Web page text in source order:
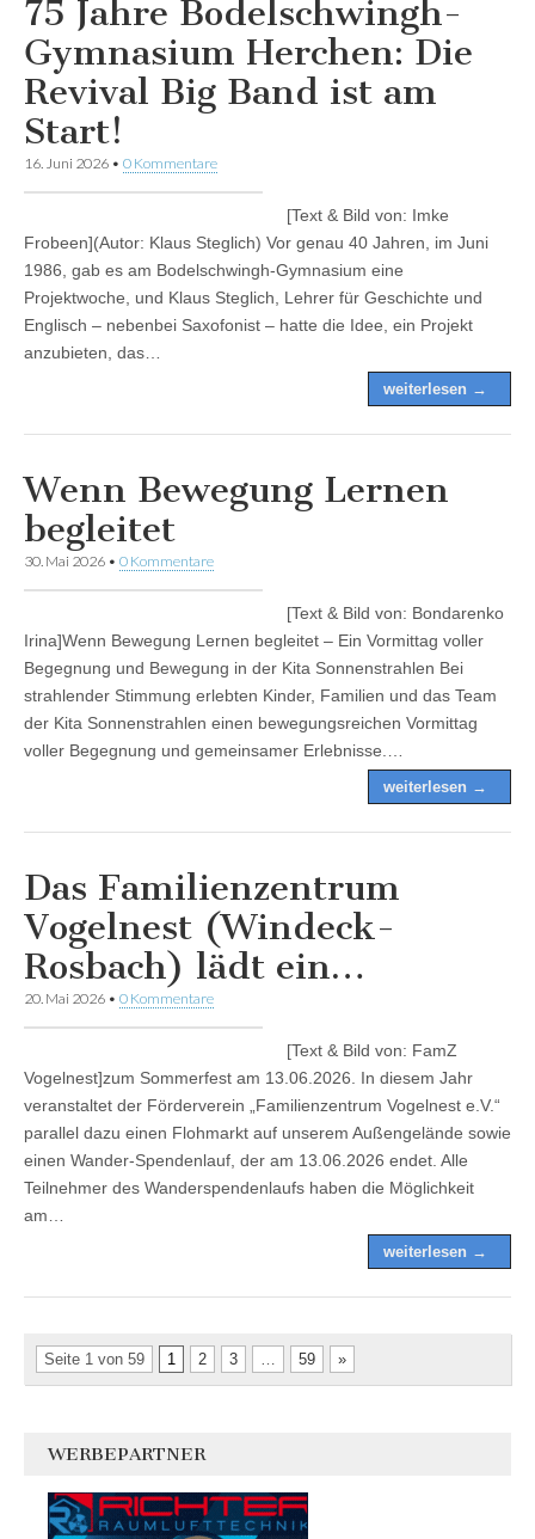
75 Jahre Bodelschwingh-
Gymnasium Herchen: Die
Revival Big Band ist am
Start!
16. Juni 2026 • 0 Kommentare
[Text & Bild von: Imke
Frobeen](Autor: Klaus Steglich) Vor genau 40 Jahren, im Juni
1986, gab es am Bodelschwingh-Gymnasium eine
Projektwoche, und Klaus Steglich, Lehrer für Geschichte und
Englisch – nebenbei Saxofonist – hatte die Idee, ein Projekt
anzubieten, das…
weiterlesen →
Wenn Bewegung Lernen
begleitet
30. Mai 2026 • 0 Kommentare
[Text & Bild von: Bondarenko
Irina]Wenn Bewegung Lernen begleitet – Ein Vormittag voller
Begegnung und Bewegung in der Kita Sonnenstrahlen Bei
strahlender Stimmung erlebten Kinder, Familien und das Team
der Kita Sonnenstrahlen einen bewegungsreichen Vormittag
voller Begegnung und gemeinsamer Erlebnisse.…
weiterlesen →
Das Familienzentrum
Vogelnest (Windeck-
Rosbach) lädt ein…
20. Mai 2026 • 0 Kommentare
[Text & Bild von: FamZ
Vogelnest]zum Sommerfest am 13.06.2026. In diesem Jahr
veranstaltet der Förderverein „Familienzentrum Vogelnest e.V.“
parallel dazu einen Flohmarkt auf unserem Außengelände sowie
einen Wander-Spendenlauf, der am 13.06.2026 endet. Alle
Teilnehmer des Wanderspendenlaufs haben die Möglichkeit
am…
weiterlesen →
Seite 1 von 59 1 2 3 59 »
WERBEPARTNER